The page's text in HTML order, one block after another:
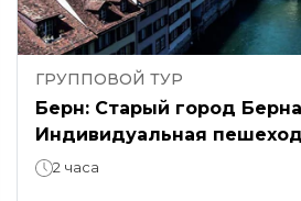
ГРУППОВОЙ ТУР
Берн: Старый город
Индивидуальная
историческая экскурсия
2 часа